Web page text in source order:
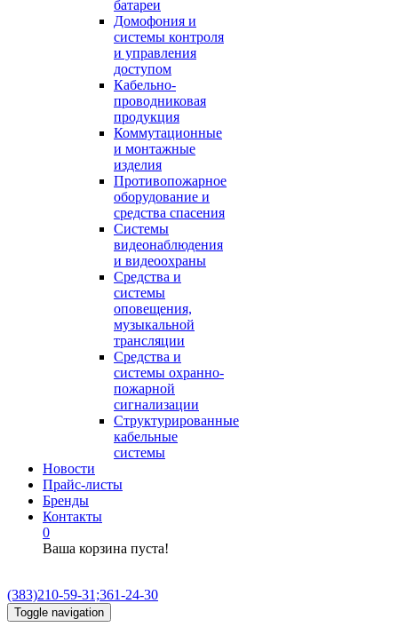
батареи
Домофония и
системы контроля
и управления
доступом
Кабельно-
проводниковая
продукция
Коммутационные
и монтажные
изделия
Противопожарное
оборудование и
средства спасения
Системы
видеонаблюдения
и видеоохраны
Средства и
системы
оповещения,
музыкальной
трансляции
Средства и
системы охранно-
пожарной
сигнализации
Структурированные
кабельные
системы
Новости
Прайс-листы
Бренды
Контакты
0
Ваша корзина пуста!
(383)210-59-31;361-24-30
Toggle navigation